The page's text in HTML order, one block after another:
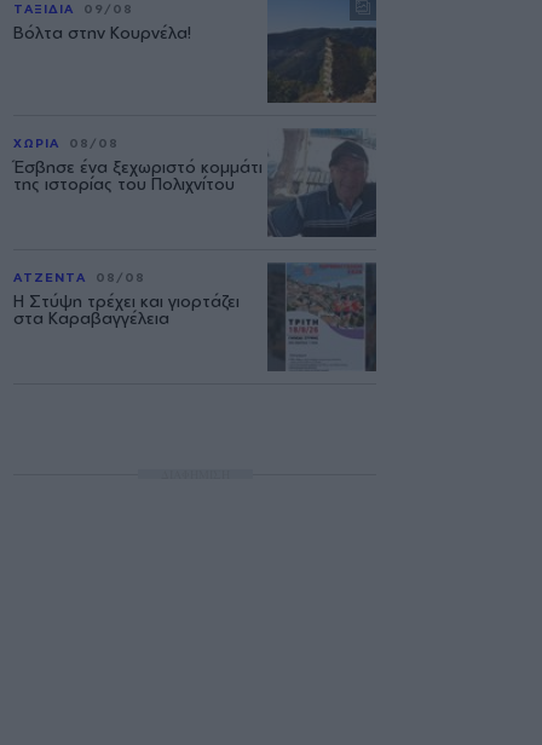
ΤΑΞΙΔΙΑ 09/08
Βόλτα στην Κουρνέλα!
ΧΩΡΙΑ 08/08
Έσβησε ένα ξεχωριστό κομμάτι
της ιστορίας του Πολιχνίτου
ΑΤΖΕΝΤΑ 08/08
Η Στύψη τρέχει και γιορτάζει
στα Καραβαγγέλεια